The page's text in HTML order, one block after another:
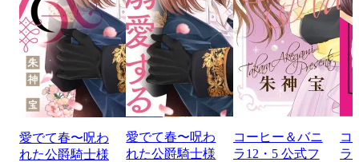
愛でて春〜呪わ
れた公爵騎士様
愛でて春〜呪わ
れた公爵騎士様
コーヒー＆バニ
ラ12・5 公式フ
コ
ラ